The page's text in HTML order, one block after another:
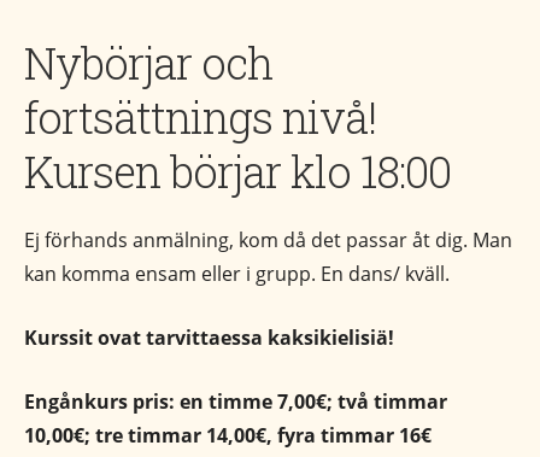
Nybörjar och
fortsättnings nivå!
Kursen börjar klo 18:00
Ej förhands anmälning, kom då det passar åt dig. Man
kan komma ensam eller i grupp. En dans/ kväll.
Kurssit ovat tarvittaessa kaksikielisiä!
Engånkurs pris: en timme 7,00€; två timmar
10,00€; tre timmar 14,00€, fyra timmar 16€